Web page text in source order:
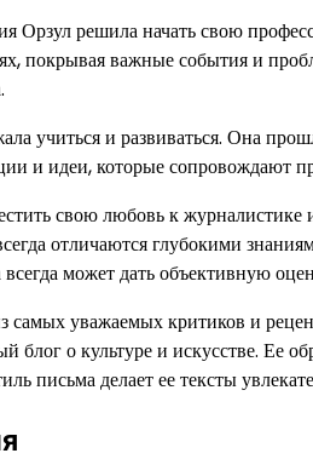
Орзул решила начать свою
покрывая важные события и
учиться и развиваться. Она
и идеи, которые сопровождают
свою любовь к журналистике
отличаются глубокими
может дать объективную
уважаемых критиков и
блог о культуре и искусстве. Ее
письма делает ее тексты